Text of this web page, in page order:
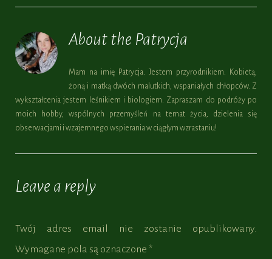
About the Patrycja
Mam na imię Patrycja. Jestem przyrodnikiem. Kobietą,
żoną i matką dwóch malutkich, wspaniałych chłopców. Z
wykształcenia jestem leśnikiem i biologiem. Zapraszam do podróży po
moich hobby, wspólnych przemyśleń na temat życia, dzielenia się
obserwacjami i wzajemnego wspierania w ciągłym wzrastaniu!
Leave a reply
Twój adres email nie zostanie opublikowany.
Wymagane pola są oznaczone *